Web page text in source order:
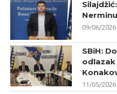
09/06/2026
SBiH:
11/05/2026